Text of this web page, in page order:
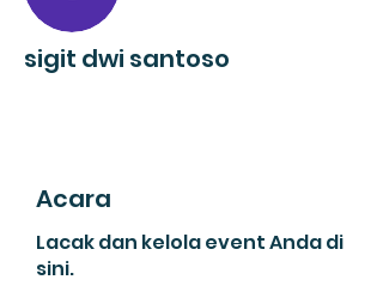
sigit dwi santoso
Acara
Lacak dan kelola event Anda di
sini.